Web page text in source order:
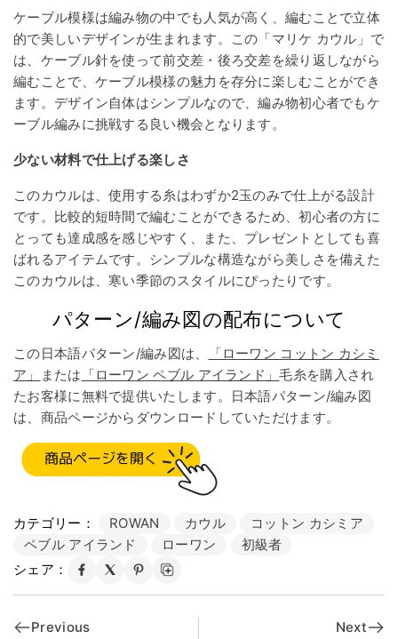
ケーブル模様は編み物の中でも人気が高く、編むことで立体
的で美しいデザインが生まれます。この「マリケ カウル」で
は、ケーブル針を使って前交差・後ろ交差を繰り返しながら
編むことで、ケーブル模様の魅力を存分に楽しむことができ
ます。デザイン自体はシンプルなので、編み物初心者でもケ
ーブル編みに挑戦する良い機会となります。
少ない材料で仕上げる楽しさ
このカウルは、使用する糸はわずか2玉のみで仕上がる設計
です。比較的短時間で編むことができるため、初心者の方に
とっても達成感を感じやすく、また、プレゼントとしても喜
ばれるアイテムです。シンプルな構造ながら美しさを備えた
このカウルは、寒い季節のスタイルにぴったりです。
パターン/編み図の配布について
この日本語パターン/編み図は、
「ローワン コットン カシミ
ア」
または 「ローワン ペブル アイランド」毛糸を購入され
たお客様に無料で提供いたします。日本語パターン/編み図
は、商品ページからダウンロードしていただけます。
カテゴリー： ROWAN カウル
コットン カシミア
ペブル アイランド
ローワン
初級者
シェア：
Previous Next